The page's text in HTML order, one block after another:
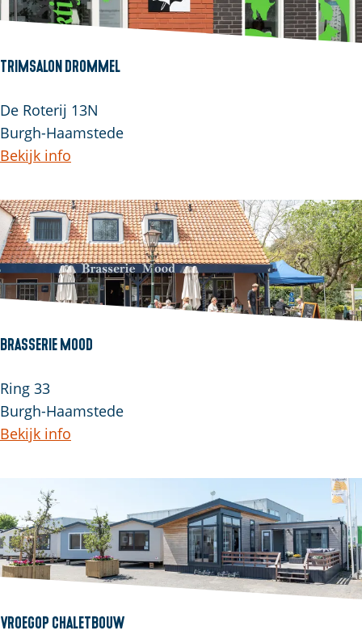
Trimsalon Drommel
De Roterij 13N
Burgh-Haamstede
Bekijk info
Brasserie Mood
Ring 33
Burgh-Haamstede
Bekijk info
Vroegop Chaletbouw